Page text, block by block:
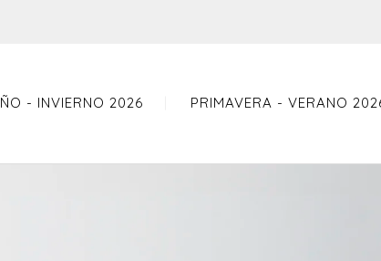
- INVIERNO 2026 PRIMAVERA - VERANO